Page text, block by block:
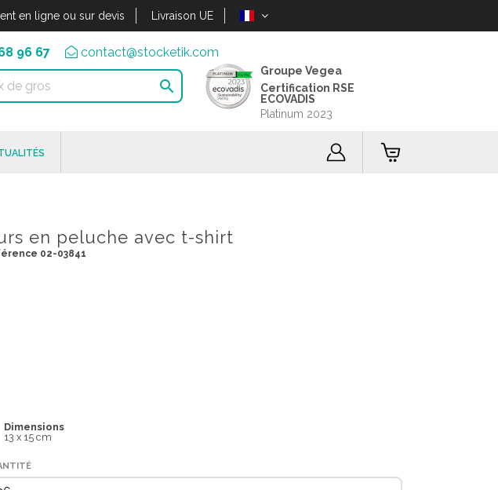
en ligne ou sur devis Livraison UE
96 67 contact@stocketik.com

Groupe Vegea
Certification RSE
ECOVADIS
Platinum 2023
en peluche avec t-shirt
02-03841
Dimensions
13 x 15 cm